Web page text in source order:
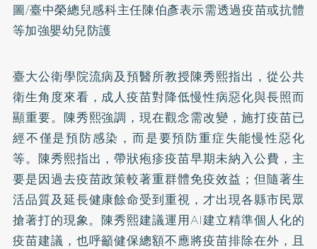
圖/臺中榮總兒感科主任陳伯彥表示需透過疫苗或抗體
等加強嬰幼兒防護
臺大公衛學院流病及預醫所教授陳秀熙指出，從公共
衛生角度來看，成人疫苗對降低慢性病惡化與長照而
顯重要。陳秀熙強調，現在觀念需改變，施打疫苗已
經不僅是預防感染，而是要預防重症失能慢性惡化
等。陳秀熙指出，帶狀疱疹疫苗早期未納入公費，主
要是因過去疫苗政策較著重群體免疫效益；但隨著生
活品質及延長健康餘命受到重視，才出現各縣市民眾
搶著打的現象。陳秀熙建議運用AI建立精準個人化的
疫苗建議，也呼籲健保總額不應將疫苗排除在外，且